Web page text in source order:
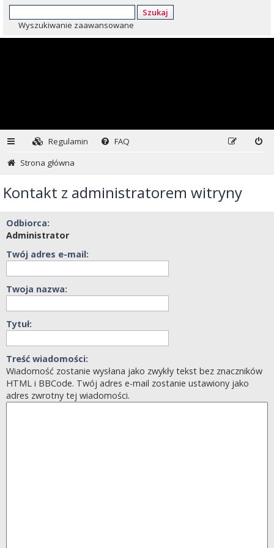
Szukaj
Wyszukiwanie zaawansowane
Regulamin
FAQ
Strona główna
Kontakt z administratorem witryny
Odbiorca:
Administrator
Twój adres e-mail:
Twoja nazwa:
Tytuł:
Treść wiadomości:
Wiadomość zostanie wysłana jako zwykły tekst bez znaczników
HTML i BBCode. Twój adres e-mail zostanie ustawiony jako
adres zwrotny tej wiadomości.